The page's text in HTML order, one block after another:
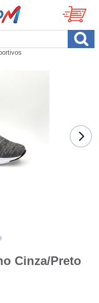
Cinza/Preto